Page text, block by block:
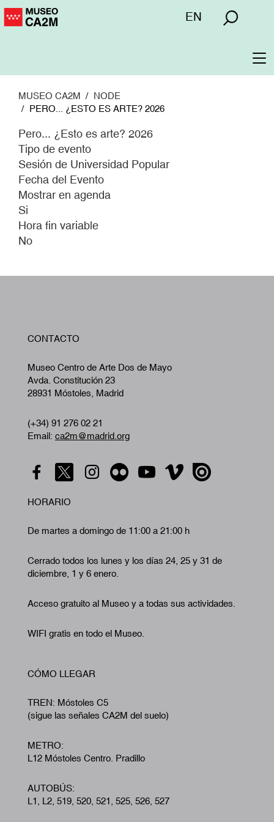
Pasar
Menú
EN
MUSEO CA2M
NODE
PERO... ¿ESTO ES ARTE? 2026
Pero... ¿Esto es arte? 2026
Tipo de evento
Sesión de Universidad Popular
Fecha del Evento
Mostrar en agenda
Si
Hora fin variable
No
CONTACTO
Museo Centro de Arte Dos de Mayo
Avda. Constitución 23
28931 Móstoles, Madrid
(+34) 91 276 02 21
Email: ca2m@madrid.org
HORARIO
De martes a domingo de 11:00 a 21:00 h
Cerrado todos los lunes y los días 24, 25 y 31 de
diciembre, 1 y 6 enero.
Acceso gratuito al Museo y a todas sus actividades.
WIFI gratis en todo el Museo.
CÓMO LLEGAR
TREN: Móstoles C5
(sigue las señales CA2M del suelo)
METRO:
L12 Móstoles Centro. Pradillo
AUTOBÚS:
L1, L2, 519, 520, 521, 525, 526, 527